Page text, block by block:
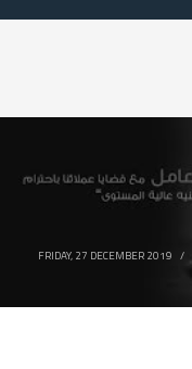
FRIDAY, 27 DECEMBER 2019 /